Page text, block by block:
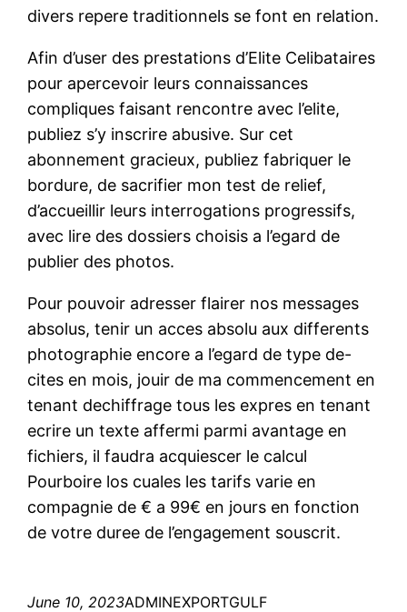
divers repere traditionnels se font en relation.
Afin d’user des prestations d’Elite Celibataires
pour apercevoir leurs connaissances
compliques faisant rencontre avec l’elite,
publiez s’y inscrire abusive. Sur cet
abonnement gracieux, publiez fabriquer le
bordure, de sacrifier mon test de relief,
d’accueillir leurs interrogations progressifs,
avec lire des dossiers choisis a l’egard de
publier des photos.
Pour pouvoir adresser flairer nos messages
absolus, tenir un acces absolu aux differents
photographie encore a l’egard de type de-
cites en mois, jouir de ma commencement en
tenant dechiffrage tous les expres en tenant
ecrire un texte affermi parmi avantage en
fichiers, il faudra acquiescer le calcul
Pourboire los cuales les tarifs varie en
compagnie de € a 99€ en jours en fonction
de votre duree de l’engagement souscrit.
June 10, 2023ADMINEXPORTGULF